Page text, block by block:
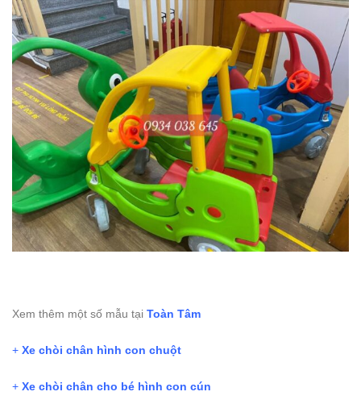
Xem thêm một số mẫu tại Toàn Tâm
+ Xe chòi chân hình con chuột
+ Xe chòi chân cho bé hình con cún